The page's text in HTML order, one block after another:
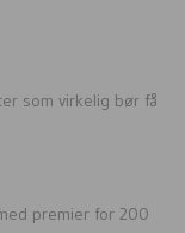
som virkelig bør få
premier for 200